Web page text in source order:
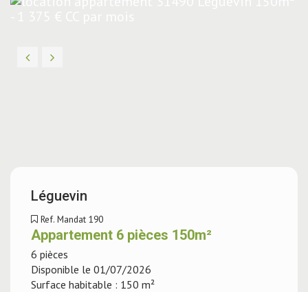
Léguevin
Ref. Mandat 190
Appartement 6 pièces 150m²
6 pièces
Disponible le 01/07/2026
Surface habitable : 150 m²